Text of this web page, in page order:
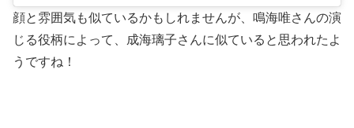
顔と雰囲気も似ているかもしれませんが、鳴海唯さんの演
じる役柄によって、成海璃子さんに似ていると思われたよ
うですね！